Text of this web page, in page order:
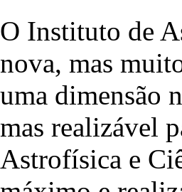
O Instituto de
nova, mas
uma dimensão
mas realizável
Astrofísica e